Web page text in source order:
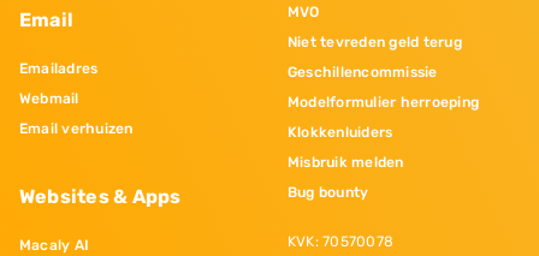
Email
Emailadres
Webmail
Email verhuizen
Websites & Apps
Macaly AI
MVO
Niet tevreden geld terug
Geschillencommissie
Modelformulier herroeping
Klokkenluiders
Misbruik melden
Bug bounty
KVK: 70570078